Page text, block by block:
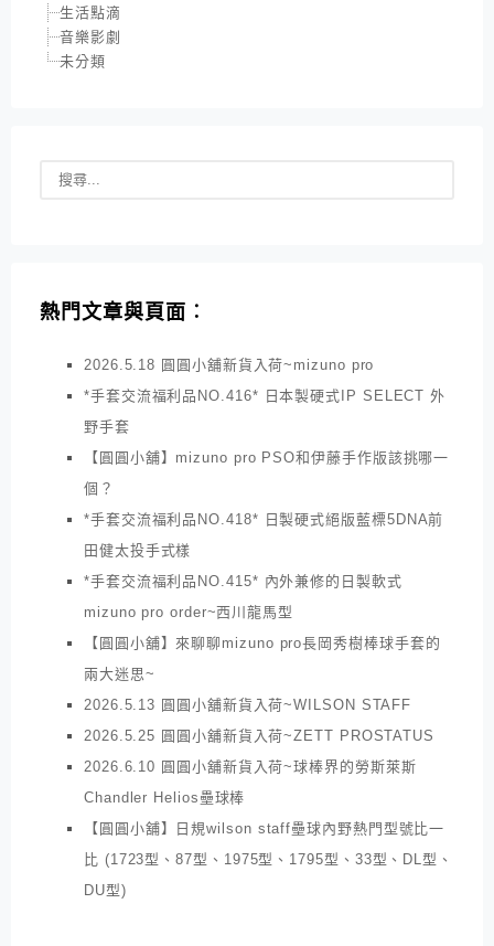
生活點滴
音樂影劇
未分類
熱門文章與頁面︰
2026.5.18 圓圓小舖新貨入荷~mizuno pro
*手套交流福利品NO.416* 日本製硬式IP SELECT 外
野手套
【圓圓小舖】mizuno pro PSO和伊藤手作版該挑哪一
個？
*手套交流福利品NO.418* 日製硬式絕版藍標5DNA前
田健太投手式樣
*手套交流福利品NO.415* 內外兼修的日製軟式
mizuno pro order~西川龍馬型
【圓圓小舖】來聊聊mizuno pro長岡秀樹棒球手套的
兩大迷思~
2026.5.13 圓圓小舖新貨入荷~WILSON STAFF
2026.5.25 圓圓小舖新貨入荷~ZETT PROSTATUS
2026.6.10 圓圓小舖新貨入荷~球棒界的勞斯萊斯
Chandler Helios壘球棒
【圓圓小舖】日規wilson staff壘球內野熱門型號比一
比 (1723型、87型、1975型、1795型、33型、DL型、
DU型)